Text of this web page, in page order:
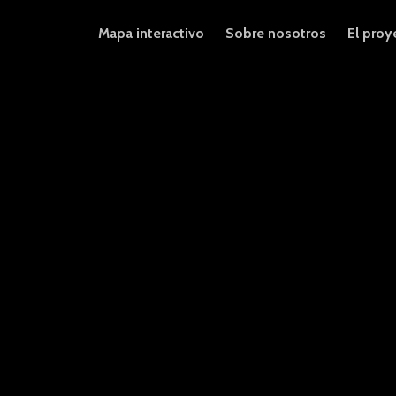
Mapa interactivo Sobre nosotros El